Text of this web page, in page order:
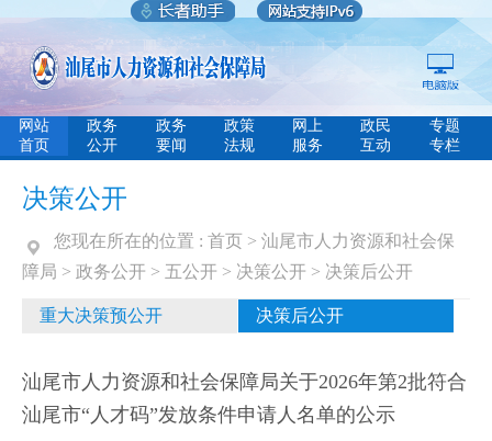
网站
首页
政务
公开
政务
要闻
政策
法规
网上
服务
政民
互动
专题
专栏
决策公开
您现在所在的位置 : 首页 > 汕尾市人力资源和社会保
障局 > 政务公开 > 五公开 > 决策公开 > 决策后公开
重大决策预公开 决策后公开
汕尾市人力资源和社会保障局关于2026年第2批符合
汕尾市“人才码”发放条件申请人名单的公示